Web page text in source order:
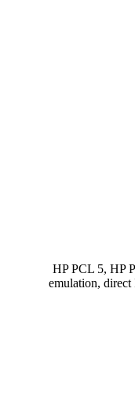
HP PCL 5, HP
emulation,